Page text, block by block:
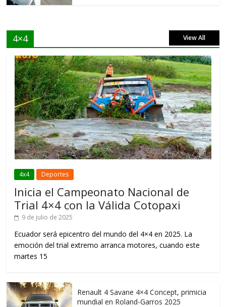
4×4 View All
4x4 Deportes
Inicia el Campeonato Nacional de
Trial 4×4 con la Válida Cotopaxi
9 de julio de 2025
Ecuador será epicentro del mundo del 4×4 en 2025. La
emoción del trial extremo arranca motores, cuando este
martes 15
Renault 4 Savane 4×4 Concept, primicia
mundial en Roland-Garros 2025